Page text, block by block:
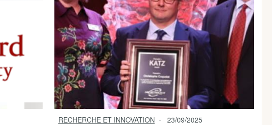
RECHERCHE ET INNOVATION 23/09/2025